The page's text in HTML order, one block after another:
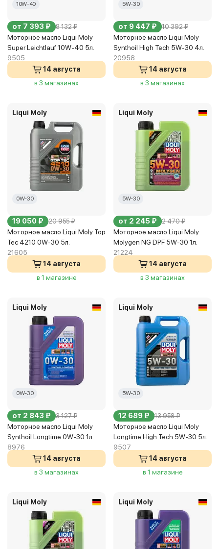
10W-40
от 7 393 ₽ 8 132 ₽
Моторное масло Liqui Moly
Super Leichtlauf 10W-40 5л.
9505
14 августа
в 3 магазинах
5W-30
от 9 447 ₽ 10 392 ₽
Моторное масло Liqui Moly
Synthoil High Tech 5W-30 4л.
20958
14 августа
в 3 магазинах
Liqui Moly
0W-30
19 050 ₽ 20 955 ₽
Моторное масло Liqui Moly Top
Tec 4210 0W-30 5л.
21605
14 августа
в 1 магазине
Liqui Moly
5W-30
от 2 245 ₽ 2 470 ₽
Моторное масло Liqui Moly
Molygen NG DPF 5W-30 1л.
21224
14 августа
в 3 магазинах
Liqui Moly
0W-30
от 2 843 ₽ 3 127 ₽
Моторное масло Liqui Moly
Synthoil Longtime 0W-30 1л.
8976
14 августа
в 3 магазинах
Liqui Moly
5W-30
12 689 ₽ 13 958 ₽
Моторное масло Liqui Moly
Longtime High Tech 5W-30 5л.
9507
14 августа
в 1 магазине
Liqui Moly Liqui Moly